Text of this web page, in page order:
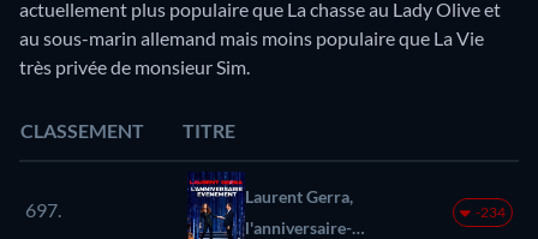
actuellement plus populaire que La chasse au Lady Olive et
au sous-marin allemand mais moins populaire que La Vie
très privée de monsieur Sim.
CLASSEMENT TITRE
697.
Laurent Gerra,
l'anniversaire-
-234